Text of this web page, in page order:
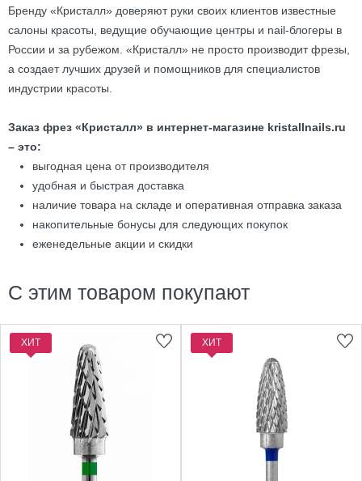
Бренду «Кристалл» доверяют руки своих клиентов известные
салоны красоты, ведущие обучающие центры и nail-блогеры в
России и за рубежом. «Кристалл» не просто производит фрезы,
а создает лучших друзей и помощников для специалистов
индустрии красоты.
Заказ фрез «Кристалл» в интернет-магазине kristallnails.ru
– это:
выгодная цена от производителя
удобная и быстрая доставка
наличие товара на складе и оперативная отправка заказа
накопительные бонусы для следующих покупок
еженедельные акции и скидки
С этим товаром покупают
ХИТ ХИТ